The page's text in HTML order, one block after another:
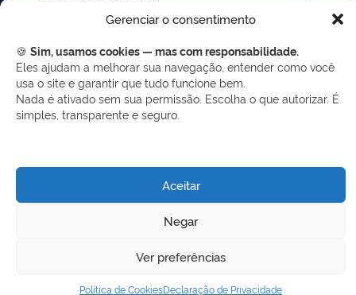
Gerenciar o consentimento
🍪 Sim, usamos cookies — mas com responsabilidade.
Eles ajudam a melhorar sua navegação, entender como você
usa o site e garantir que tudo funcione bem.
Nada é ativado sem sua permissão. Escolha o que autorizar. É
simples, transparente e seguro.
Aceitar
Negar
Ver preferências
Política de CookiesDeclaração de Privacidade
REDES SOCIAIS
Facebook
Twitter
LinkedIn
Instagram
Desenvolvido por Gerência de Tecnologia da
Informação - SELC